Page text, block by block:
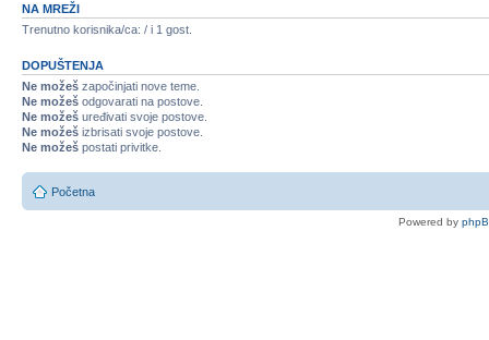
NA MREŽI
Trenutno korisnika/ca: / i 1 gost.
DOPUŠTENJA
Ne možeš započinjati nove teme.
Ne možeš odgovarati na postove.
Ne možeš uređivati svoje postove.
Ne možeš izbrisati svoje postove.
Ne možeš postati privitke.
Početna
Powered by